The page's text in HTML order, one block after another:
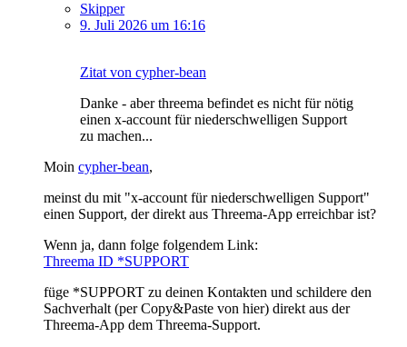
Skipper
9. Juli 2026 um 16:16
Zitat von cypher-bean
Danke - aber threema befindet es nicht für nötig
einen x-account für niederschwelligen Support
zu machen...
Moin cypher-bean,
meinst du mit "x-account für niederschwelligen Support"
einen Support, der direkt aus Threema-App erreichbar ist?
Wenn ja, dann folge folgendem Link:
Threema ID *SUPPORT
füge *SUPPORT zu deinen Kontakten und schildere den
Sachverhalt (per Copy&Paste von hier) direkt aus der
Threema-App dem Threema-Support.